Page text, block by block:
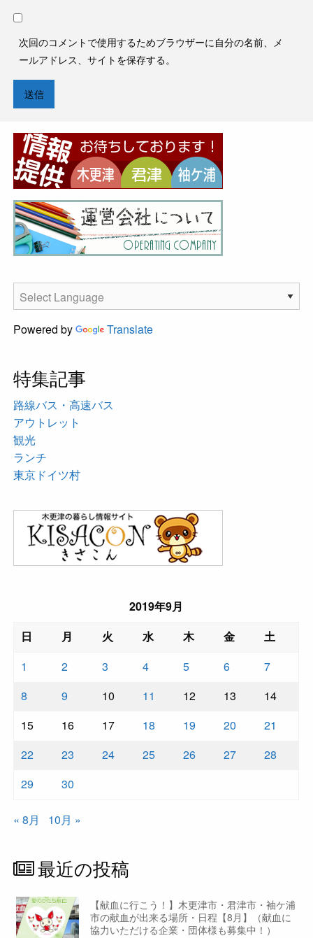
次回のコメントで使用するためブラウザーに自分の名前、メ
ールアドレス、サイトを保存する。
Powered by Translate
特集記事
路線バス・高速バス
アウトレット
観光
ランチ
東京ドイツ村
2019年9月
日
月 火 水 木 金
土
1
2 3 4 5 6
7
8
9 10 11 12 13
14
15
16 17 18 19 20
21
22
23 24 25 26 27
28
29
30
« 8月 10月 »
最近の投稿
【献血に行こう！】木更津市・君津市・袖ケ浦
市の献血が出来る場所・日程【8月】（献血に
協力いただける企業・団体様も募集中！）